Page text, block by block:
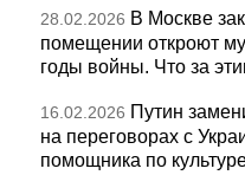
28.02.2026 В Москве
помещении откроют
годы войны. Что за
16.02.2026 Путин
на переговорах с
помощника по